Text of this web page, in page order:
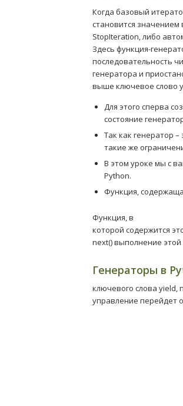
Когда базовый
становится
StopIteration, либо
Здесь функция-
последовательность
генератора и
выше ключевое слово
Для этого сперва
состояние
Так как генератор
такие же
В этом уроке мы с
Python.
Функция,
Функция, в
которой содержится
next() выполнение
Генераторы в
ключевого слова yield,
управление перейдет